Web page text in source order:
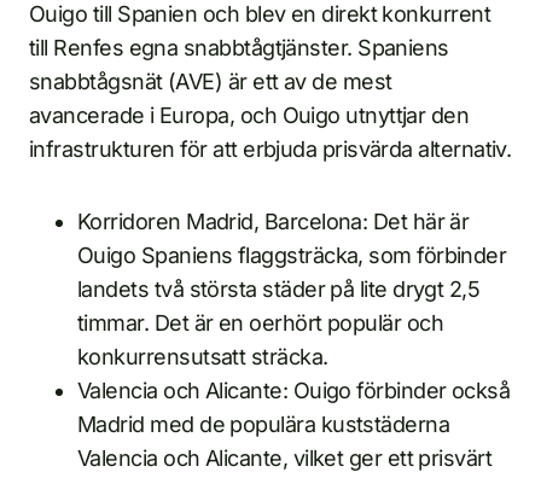
Ouigo till Spanien och blev en direkt konkurrent
till Renfes egna snabbtågtjänster. Spaniens
snabbtågsnät (AVE) är ett av de mest
avancerade i Europa, och Ouigo utnyttjar den
infrastrukturen för att erbjuda prisvärda alternativ.
Korridoren Madrid, Barcelona: Det här är
Ouigo Spaniens flaggsträcka, som förbinder
landets två största städer på lite drygt 2,5
timmar. Det är en oerhört populär och
konkurrensutsatt sträcka.
Valencia och Alicante: Ouigo förbinder också
Madrid med de populära kuststäderna
Valencia och Alicante, vilket ger ett prisvärt